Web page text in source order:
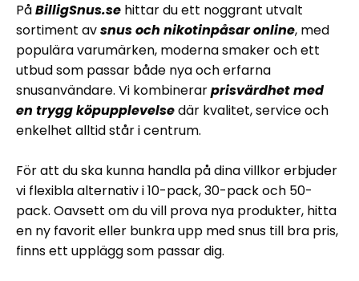
PåBilligSnus.sehittar du ett noggrant utvalt
sortiment avsnus och nikotinpåsar online, med
populära varumärken, moderna smaker och ett
utbud som passar både nya och erfarna
snusanvändare. Vi kombinerarprisvärdhet med
en trygg köpupplevelsedär kvalitet, service och
enkelhet alltid står i centrum.
För att du ska kunna handla på dina villkor erbjuder
vi flexibla alternativ i 10-pack, 30-pack och 50-
pack. Oavsett om du vill prova nya produkter, hitta
en ny favorit eller bunkra upp med snus till bra pris,
finns ett upplägg som passar dig.